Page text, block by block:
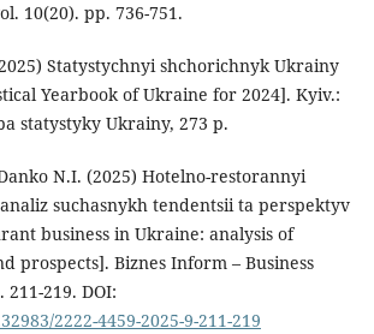
10(20). pp. 736-751.
Statystychnyi shchorichnyk Ukrainy
Yearbook of Ukraine for 2024]. Kyiv.:
statystyky Ukrainy, 273 p.
N.I. (2025) Hotelno-restorannyi
suchasnykh tendentsii ta perspektyv
business in Ukraine: analysis of
prospects]. Biznes Inform – Business
219. DOI:
2222-4459-2025-9-211-219